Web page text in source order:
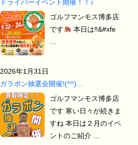
ドライバーイベント開催！！♪
ゴルフマンモス博多店
です
本日は‼&#xfe
2026年1月31日
ガラポン抽選会開催!(^^)…
ゴルフマンモス博多店
です 寒い日々が続きま
すね 本日は２月のイベ
ントのご紹介 …